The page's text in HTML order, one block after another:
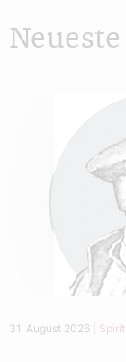
31. August 2026